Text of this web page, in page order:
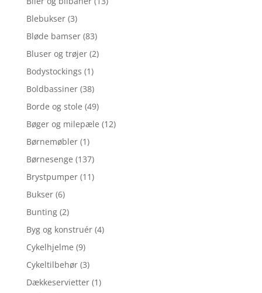
Blebukser (3)
Bløde bamser (83)
Bluser og trøjer (2)
Bodystockings (1)
Boldbassiner (38)
Borde og stole (49)
Bøger og milepæle (12)
Børnemøbler (1)
Børnesenge (137)
Brystpumper (11)
Bukser (6)
Bunting (2)
Byg og konstruér (4)
Cykelhjelme (9)
Cykeltilbehør (3)
Dækkeservietter (1)